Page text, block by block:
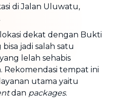
di Jalan Uluwatu,
dekat dengan Bukti
jadi salah satu
lelah sehabis
Rekomendasi tempat ini
utama yaitu
dan packages.